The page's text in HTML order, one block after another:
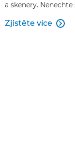
a skenery.
Zjistěte více 